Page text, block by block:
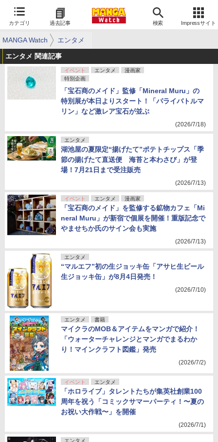
カテゴリ 過去記事 検索 Impressサイト
MANGA Watch エンタメ
エンタメ 関連記事
イベント エンタメ
漫画家
特別企画
「宝石商のメイド」監修「Mineral Muru」の
特別展が本日よりスタート！「パライバトルマ
リン」など激レア宝石が並ぶ
(2026/7/18)
エンタメ
湖池屋の夏限定“揚げたて”ポテトチップス「季
節の揚げたて直送便 海苔と本わさび」が登
場！7月21日まで受注販売
(2026/7/13)
イベント エンタメ 漫画家
「宝石商のメイド」を監修する鉱物カフェ「Mi
neral Muru」が新宿で個展を開催！重版記念で
やませちか氏のサイン会も実施
(2026/7/13)
エンタメ
“マルエフ”初の生ジョッキ缶「アサヒ生ビール
生ジョッキ缶」が8月4日発売！
(2026/7/10)
エンタメ 書籍
マイクラのMOB＆アイテムをマンガで紹介！
「ウォーターチャレンジとマンガでまるわか
り！マインクラフト図鑑」発売
(2026/7/2)
イベント エンタメ
「ホロライブ」タレントたちが集英社創業100
周年を祝う「コミックサマーパーティ！〜夏の
お祝い大作戦〜」を開催
(2026/7/1)
エンタメ